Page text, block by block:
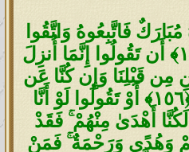
فَاتَّبِعُوهُ وَاتَّقُوا
لَعَلَّكُمْ تُرْحَمُونَ ﴿١٥٥﴾ أَن تَقُولُوا إِنَّمَا أُنزِلَ
مِن قَبْلِنَا وَإِن كُنَّا عَن
دِرَاسَتِهِمْ لَغَافِلِينَ ﴿١٥٦﴾ أَوْ تَقُولُوا لَوْ أَنَّا
لَكُنَّا أَهْدَىٰ مِنْهُمْ ۚ فَقَدْ
وَهُدًى وَرَحْمَةٌ ۚ فَمَنْ